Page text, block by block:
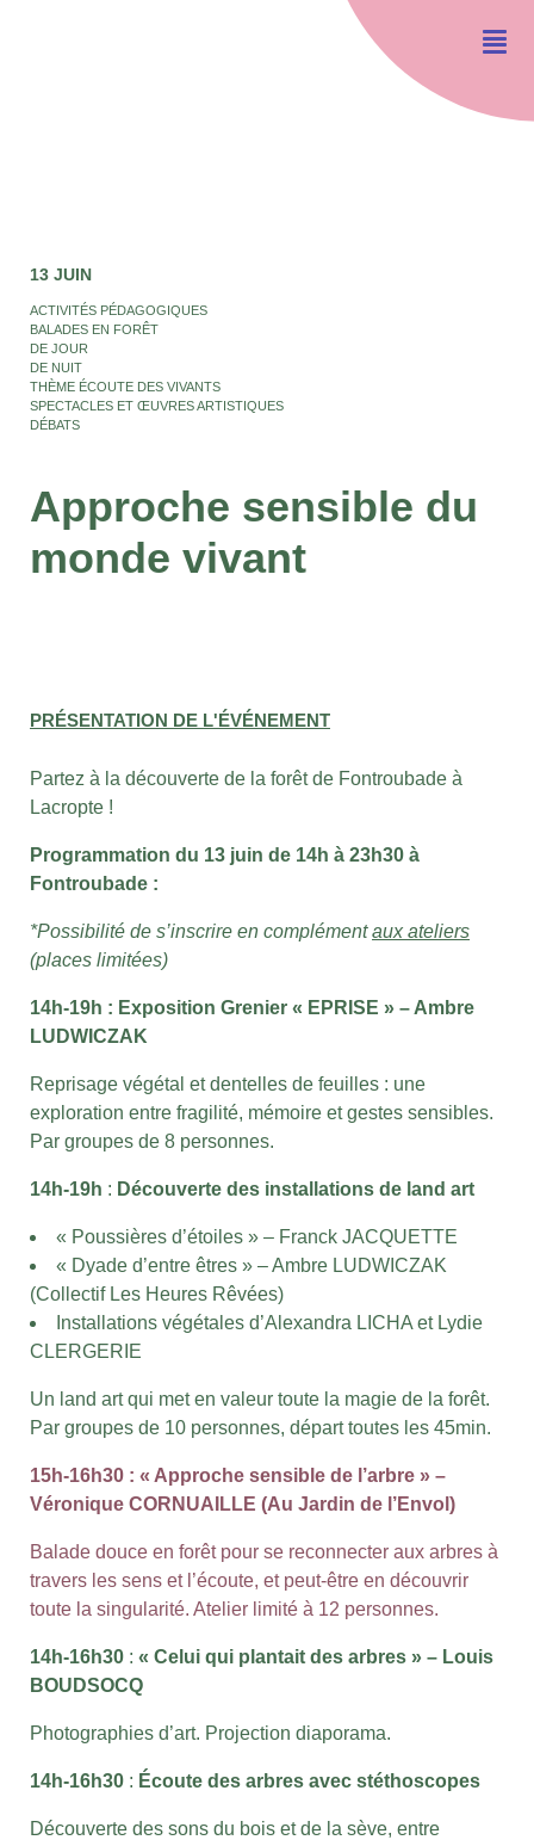
13 JUIN
ACTIVITÉS PÉDAGOGIQUES
BALADES EN FORÊT
DE JOUR
DE NUIT
THÈME ÉCOUTE DES VIVANTS
SPECTACLES ET ŒUVRES ARTISTIQUES
DÉBATS
Approche sensible du
monde vivant
PRÉSENTATION DE L'ÉVÉNEMENT
Partez à la découverte de la forêt de Fontroubade à
Lacropte !
Programmation du 13 juin de 14h à 23h30 à
Fontroubade :
*Possibilité de s’inscrire en complémentaux ateliers
(places limitées)
14h-19h : Exposition Grenier « EPRISE » – Ambre
LUDWICZAK
Reprisage végétal et dentelles de feuilles : une
exploration entre fragilité, mémoire et gestes sensibles.
Par groupes de 8 personnes.
14h-19h : Découverte des installations de land art
« Poussières d’étoiles » – Franck JACQUETTE
« Dyade d’entre êtres » – Ambre LUDWICZAK
(Collectif Les Heures Rêvées)
Installations végétales d’Alexandra LICHA et Lydie
CLERGERIE
Un land art qui met en valeur toute la magie de la forêt.
Par groupes de 10 personnes, départ toutes les 45min.
15h-16h30 : « Approche sensible de l’arbre » –
Véronique CORNUAILLE (Au Jardin de l’Envol)
Balade douce en forêt pour se reconnecter aux arbres à
travers les sens et l’écoute, et peut-être en découvrir
toute la singularité. Atelier limité à 12 personnes.
14h-16h30 : « Celui qui plantait des arbres » – Louis
BOUDSOCQ
Photographies d’art. Projection diaporama.
14h-16h30 : Écoute des arbres avec stéthoscopes
Découverte des sons du bois et de la sève, entre